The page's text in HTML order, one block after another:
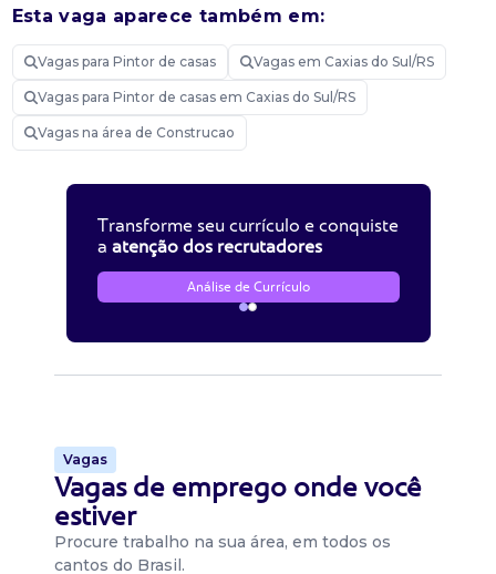
Esta vaga aparece também em:
Vagas para Pintor de casas Vagas em Caxias do Sul/RS
Vagas para Pintor de casas em Caxias do Sul/RS
Vagas na área de Construcao
Transforme seu currículo e conquiste
a atenção dos recrutadores
Análise de Currículo
Vagas
Vagas de emprego onde você
estiver
Procure trabalho na sua área, em todos os
cantos do Brasil.